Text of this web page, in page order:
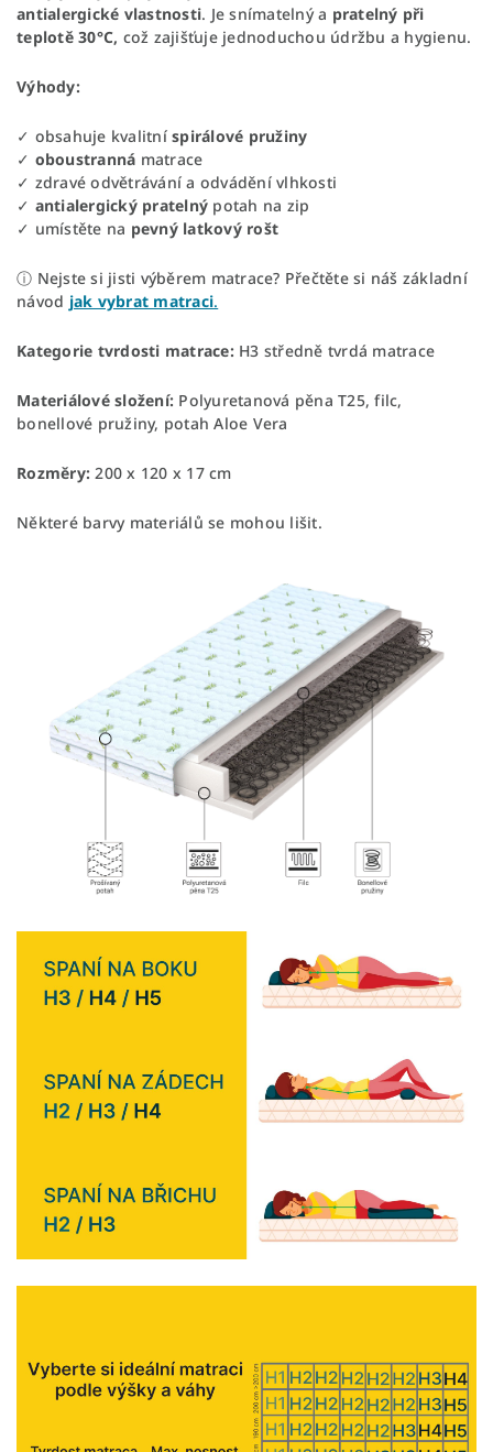
antialergické vlastnosti. Je snímatelný a pratelný při
teplotě 30°C, což zajišťuje jednoduchou údržbu a hygienu.
Výhody:
✓ obsahuje kvalitní spirálové pružiny
✓ oboustranná matrace
✓ zdravé odvětrávání a odvádění vlhkosti
✓ antialergický pratelný potah na zip
✓ umístěte na pevný latkový rošt
ⓘ Nejste si jisti výběrem matrace? Přečtěte si náš základní
návod jak vybrat matraci.
Kategorie tvrdosti matrace: H3 středně tvrdá matrace
Materiálové složení: Polyuretanová pěna T25, filc,
bonellové pružiny, potah Aloe Vera
Rozměry:200 x 120 x 17 cm
Některé barvy materiálů se mohou lišit.